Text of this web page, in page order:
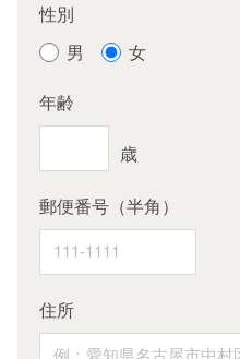
性別
男
女
年齢
郵便番号（半角）
住所